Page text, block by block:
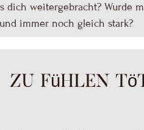
dich weitergebracht? Wurde
immer noch gleich stark?
Zu fühlen